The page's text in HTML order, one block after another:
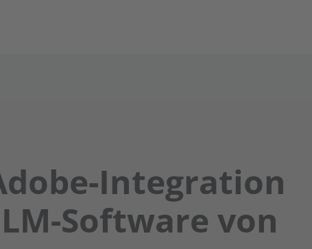
Integration
Software von